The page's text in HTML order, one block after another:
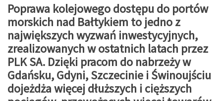
Poprawa kolejowego dostępu do portów
morskich nad Bałtykiem to jedno z
największych wyzwań inwestycyjnych,
zrealizowanych w ostatnich latach przez
PLK SA. Dzięki pracom do nabrzeży w
Gdańsku, Gdyni, Szczecinie i Świnoujściu
dojeżdża więcej dłuższych i cięższych